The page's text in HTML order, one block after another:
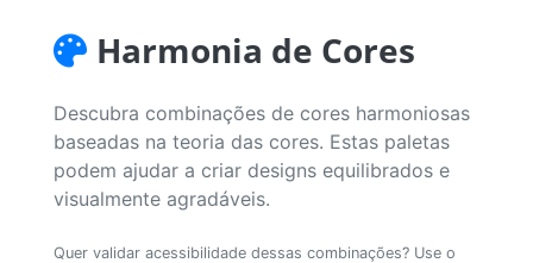
Harmonia de Cores
Descubra combinações de cores harmoniosas
baseadas na teoria das cores. Estas paletas
podem ajudar a criar designs equilibrados e
visualmente agradáveis.
Quer validar acessibilidade dessas combinações? Use o